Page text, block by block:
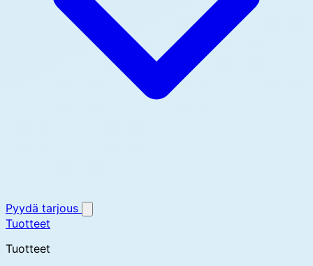
Pyydä tarjous
Tuotteet
Tuotteet